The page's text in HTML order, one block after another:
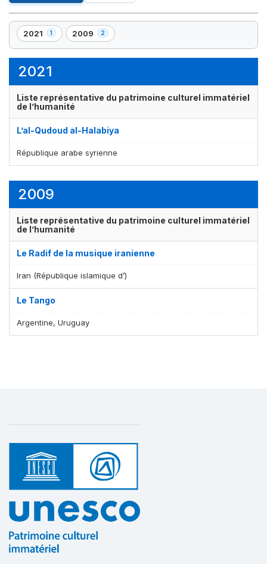
2021 1
,
1
2009 2
,
2
2021
Liste représentative du patrimoine culturel immatériel
de l’humanité
L’al-Qudoud al-Halabiya
République arabe syrienne
2009
Liste représentative du patrimoine culturel immatériel
de l’humanité
Le Radif de la musique iranienne
Iran (République islamique d’)
Le Tango
Argentine, Uruguay